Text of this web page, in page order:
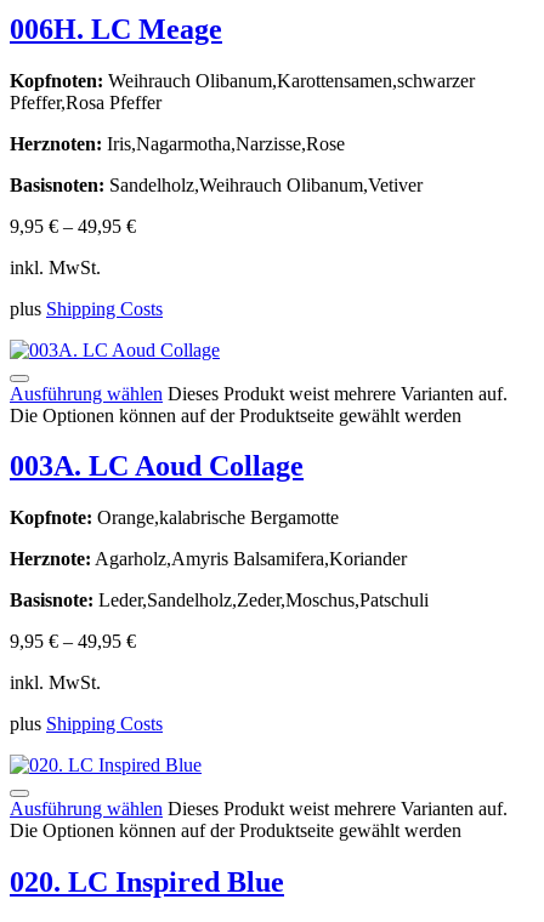
006H. LC Meage
Kopfnoten: Weihrauch Olibanum,Karottensamen,schwarzer
Pfeffer,Rosa Pfeffer
Herznoten: Iris,Nagarmotha,Narzisse,Rose
Basisnoten: Sandelholz,Weihrauch Olibanum,Vetiver
9,95 € – 49,95 €
inkl. MwSt.
plus Shipping Costs
Ausführung wählen Dieses Produkt weist mehrere Varianten auf.
Die Optionen können auf der Produktseite gewählt werden
003A. LC Aoud Collage
Kopfnote: Orange,kalabrische Bergamotte
Herznote: Agarholz,Amyris Balsamifera,Koriander
Basisnote: Leder,Sandelholz,Zeder,Moschus,Patschuli
9,95 € – 49,95 €
inkl. MwSt.
plus Shipping Costs
Ausführung wählen Dieses Produkt weist mehrere Varianten auf.
Die Optionen können auf der Produktseite gewählt werden
020. LC Inspired Blue